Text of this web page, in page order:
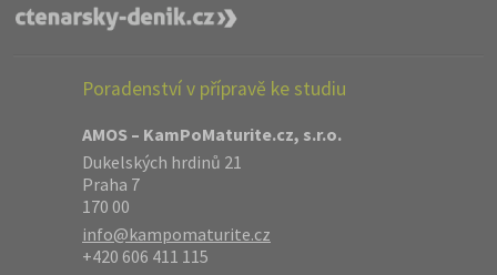
Poradenství v přípravě ke studiu
AMOS – KamPoMaturite.cz, s.r.o.
Dukelských hrdinů 21
Praha 7
170 00
info@kampomaturite.cz
+420 606 411 115